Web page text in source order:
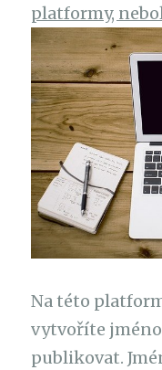
platformy,
Na této
vytvoříte
publikovat.